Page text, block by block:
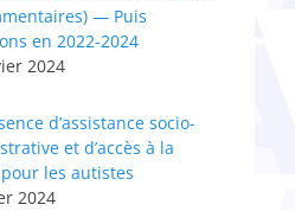
— Puis
en 2022-2024
2024
d’assistance socio-
et d’accès à la
les autistes
2024